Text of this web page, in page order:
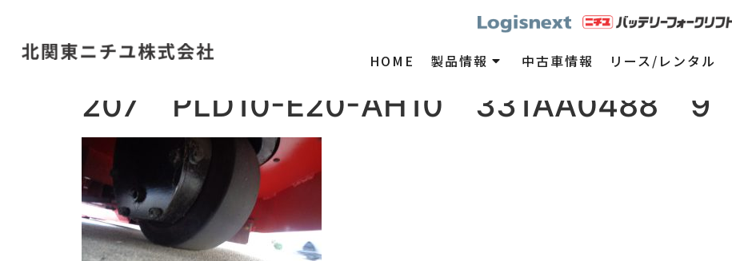
HOME 製品情報 中古車情報 リース/レンタル
207 PLD10-E20-AH10 331AA0488 9